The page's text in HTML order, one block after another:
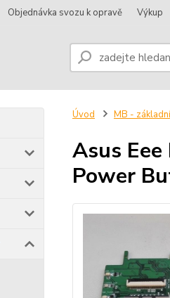
Objednávka svozu k opravě Výkup
Úvod MB -
Asus
Power